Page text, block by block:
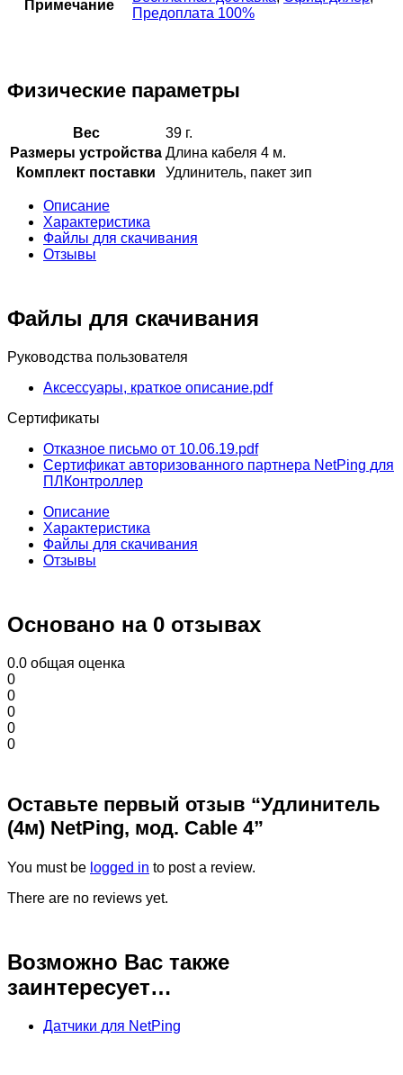
Примечание
Предоплата 100%
Физические параметры
Вес
39 г.
Размеры устройства Длина кабеля 4 м.
Комплект поставки
Удлинитель, пакет зип
Описание
Характеристика
Файлы для скачивания
Отзывы
Файлы для скачивания
Руководства пользователя
Аксессуары, краткое описание.pdf
Сертификаты
Отказное письмо от 10.06.19.pdf
Сертификат авторизованного партнера NetPing для
ПЛКонтроллер
Описание
Характеристика
Файлы для скачивания
Отзывы
Основано на 0 отзывах
0.0 общая оценка
0
0
0
0
0
Оставьте первый отзыв “Удлинитель
(4м) NetPing, мод. Cable 4”
You must be logged in to post a review.
There are no reviews yet.
Возможно Вас также
заинтересует…
Датчики для NetPing